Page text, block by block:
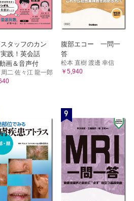
タッフのカン
践！英会話
画＆音声付
二 佐々江 龍一郎
腹部エコー 一問一
答
松本 直樹 渡邊 幸信
￥5,940
9